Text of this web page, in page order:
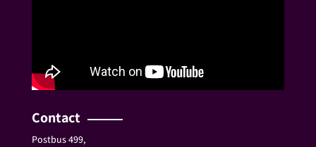
Contact
Postbus 499,